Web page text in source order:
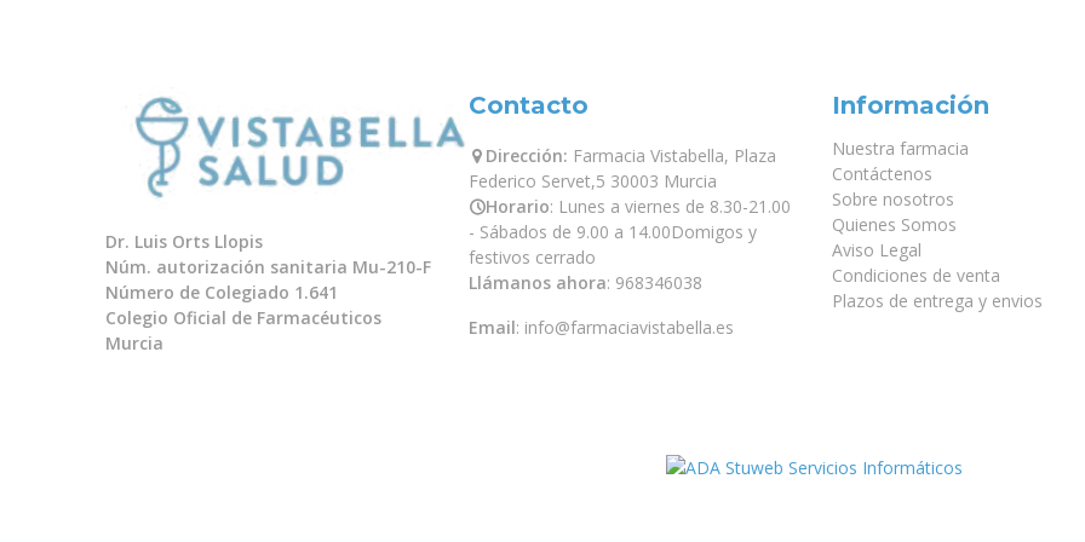
Dr. Luis Orts Llopis
Núm. autorización sanitaria Mu-210-F
Número de Colegiado 1.641
Colegio Oficial de Farmacéuticos
Murcia
Contacto
Dirección: Farmacia Vistabella, Plaza
Federico Servet,5 30003 Murcia
Horario: Lunes a viernes de 8.30-21.00
- Sábados de 9.00 a 14.00Domigos y
festivos cerrado
Llámanos ahora: 968346038
Email: info@farmaciavistabella.es
Información
Nuestra farmacia
Contáctenos
Sobre nosotros
Quienes Somos
Aviso Legal
Condiciones de venta
Plazos de entrega y envios